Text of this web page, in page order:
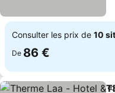
Consulter les prix de 10
De 86 €